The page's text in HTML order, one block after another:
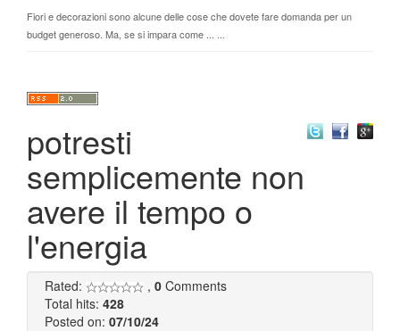
Fiori e decorazioni sono alcune delle cose che dovete fare domanda per un
budget generoso. Ma, se si impara come ... ...
potresti
semplicemente non
avere il tempo o
l'energia
Rated: , 0 Comments
Total hits: 428
Posted on: 07/10/24